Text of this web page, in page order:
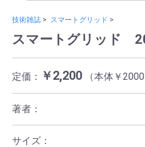
技術雑誌 > スマートグリッド >
スマートグリッド
定価： ￥2,200 （本体￥2000
著者：
サイズ：